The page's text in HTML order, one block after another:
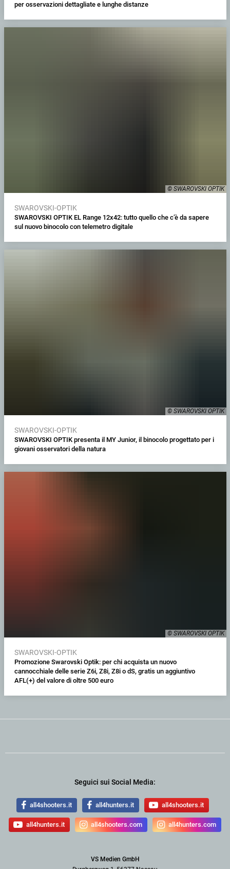
per osservazioni dettagliate e lunghe distanze
© SWAROVSKI OPTIK
SWAROVSKI-OPTIK
SWAROVSKI OPTIK EL Range 12x42: tutto quello che c’è da sapere
sul nuovo binocolo con telemetro digitale
© SWAROVSKI OPTIK
SWAROVSKI-OPTIK
SWAROVSKI OPTIK presenta il MY Junior, il binocolo progettato per i
giovani osservatori della natura
© SWAROVSKI OPTIK
SWAROVSKI-OPTIK
Promozione Swarovski Optik: per chi acquista un nuovo
cannocchiale delle serie Z6i, Z8i, Z8i o dS, gratis un aggiuntivo
AFL(+) del valore di oltre 500 euro
Seguici sui Social Media:
all4shooters.it all4hunters.it all4shooters.it
all4hunters.it all4shooters.com all4hunters.com
VS Medien GmbH